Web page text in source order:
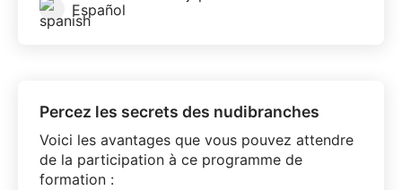
Español
Percez les secrets des nudibranches
Voici les avantages que vous pouvez attendre
de la participation à ce programme de
formation :